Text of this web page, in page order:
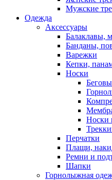
Мужские
Одежда
Аксессуары
Балаклавы,
Банданы,
Варежки
Кепки,
Носки
Носки
Перчатки
Плащи,
Ремни и
Шапки
Горнолыжная